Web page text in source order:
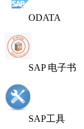
ODATA
SAP 电子书
SAP工具